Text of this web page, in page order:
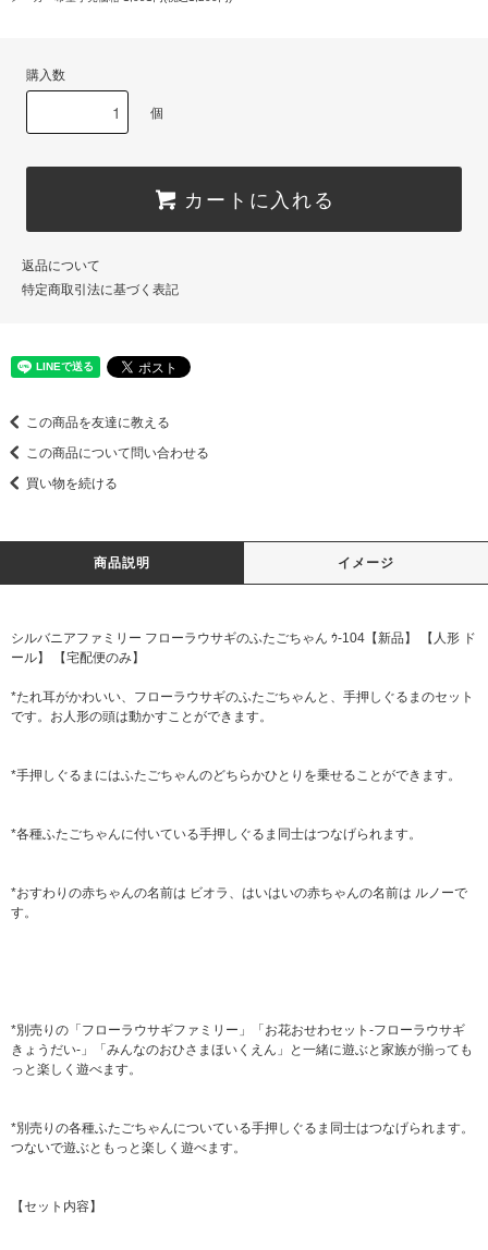
購入数
個
カートに入れる
返品について
特定商取引法に基づく表記
この商品を友達に教える
この商品について問い合わせる
買い物を続ける
商品説明 イメージ
シルバニアファミリー フローラウサギのふたごちゃん ｳ-104【新品】 【人形 ド
ール】 【宅配便のみ】
*たれ耳がかわいい、フローラウサギのふたごちゃんと、手押しぐるまのセット
です。お人形の頭は動かすことができます。
*手押しぐるまにはふたごちゃんのどちらかひとりを乗せることができます。
*各種ふたごちゃんに付いている手押しぐるま同士はつなげられます。
*おすわりの赤ちゃんの名前は ビオラ、はいはいの赤ちゃんの名前は ルノーで
す。
*別売りの「フローラウサギファミリー」「お花おせわセット-フローラウサギ
きょうだい-」「みんなのおひさまほいくえん」と一緒に遊ぶと家族が揃っても
っと楽しく遊べます。
*別売りの各種ふたごちゃんについている手押しぐるま同士はつなげられます。
つないで遊ぶともっと楽しく遊べます。
【セット内容】